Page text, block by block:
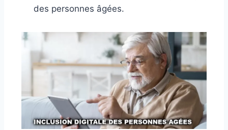
des personnes âgées.